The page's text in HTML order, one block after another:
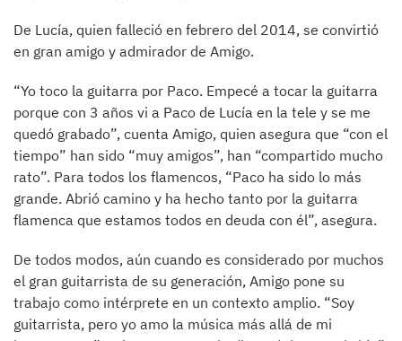
De Lucía, quien falleció en febrero del 2014, se convirtió
en gran amigo y admirador de Amigo.
“Yo toco la guitarra por Paco. Empecé a tocar la guitarra
porque con 3 años vi a Paco de Lucía en la tele y se me
quedó grabado”, cuenta Amigo, quien asegura que “con el
tiempo” han sido “muy amigos”, han “compartido mucho
rato”. Para todos los flamencos, “Paco ha sido lo más
grande. Abrió camino y ha hecho tanto por la guitarra
flamenca que estamos todos en deuda con él”, asegura.
De todos modos, aún cuando es considerado por muchos
el gran guitarrista de su generación, Amigo pone su
trabajo como intérprete en un contexto amplio. “Soy
guitarrista, pero yo amo la música más allá de mi